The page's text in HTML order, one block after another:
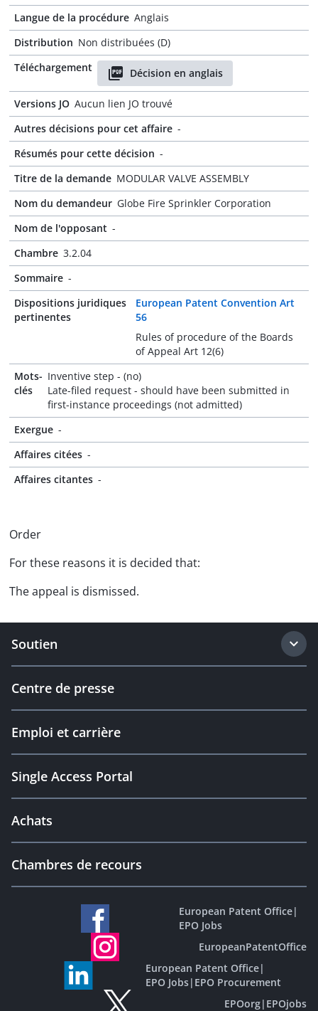
Langue de la procédure Anglais
Distribution Non distribuées (D)
Téléchargement
Décision en anglais
Versions JO Aucun lien JO trouvé
Autres décisions pour cet affaire -
Résumés pour cette décision -
Titre de la demande MODULAR VALVE ASSEMBLY
Nom du demandeur Globe Fire Sprinkler Corporation
Nom de l'opposant -
Chambre 3.2.04
Sommaire -
Dispositions juridiques
pertinentes
European Patent Convention Art
56
Rules of procedure of the Boards
of Appeal Art 12(6)
Mots-
clés
Inventive step - (no)
Late-filed request - should have been submitted in
first-instance proceedings (not admitted)
Exergue -
Affaires citées -
Affaires citantes -
Order
For these reasons it is decided that:
The appeal is dismissed.
Soutien
Centre de presse
Emploi et carrière
Single Access Portal
Achats
Chambres de recours
European Patent Office|
EPO Jobs
EuropeanPatentOffice
European Patent Office|
EPO Jobs| EPO Procurement
EPOorg| EPOjobs